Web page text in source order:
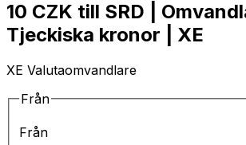
10 CZK till SRD |
Tjeckiska kronor | XE
XE Valutaomvandlare
Från
Från